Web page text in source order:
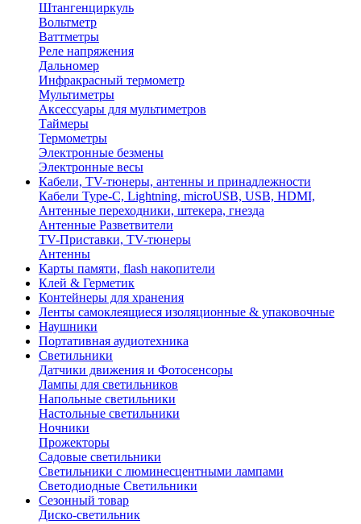
Штангенциркуль
Вольтметр
Ваттметры
Реле напряжения
Дальномер
Инфракрасный термометр
Мультиметры
Аксессуары для мультиметров
Таймеры
Термометры
Электронные безмены
Электронные весы
Кабели, TV-тюнеры, антенны и принадлежности
Кабели Type-C, Lightning, microUSB, USB, HDMI,
Антенные переходники, штекера, гнезда
Антенные Разветвители
TV-Приставки, TV-тюнеры
Антенны
Карты памяти, flash накопители
Клей & Герметик
Контейнеры для хранения
Ленты самоклеящиеся изоляционные & упаковочные
Наушники
Портативная аудиотехника
Светильники
Датчики движения и Фотосенсоры
Лампы для светильников
Напольные светильники
Настольные светильники
Ночники
Прожекторы
Садовые светильники
Светильники с люминесцентными лампами
Светодиодные Светильники
Сезонный товар
Диско-светильник